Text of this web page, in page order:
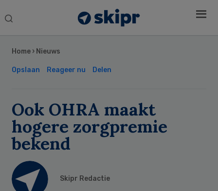
Search
Home › Nieuws
Opslaan Reageer nu Delen
Ook OHRA maakt
hogere zorgpremie
bekend
Skipr Redactie
Sidebar